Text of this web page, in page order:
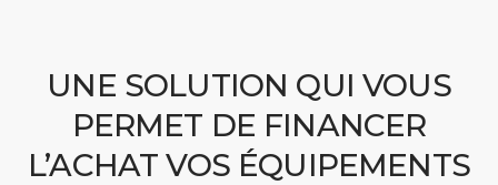
UNE SOLUTION QUI VOUS
PERMET DE FINANCER
L’ACHAT VOS ÉQUIPEMENTS